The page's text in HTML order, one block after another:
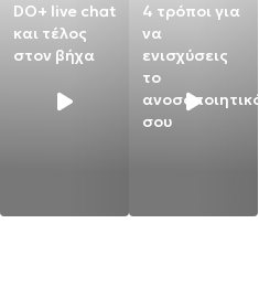
DO+ live chat
και τέλος
στον βήχα
4 τρόποι για
να
ενισχύσεις
το
ανοσοποιητικό
σου